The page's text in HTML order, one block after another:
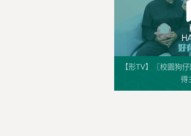
【形TV】〖校園狗
得